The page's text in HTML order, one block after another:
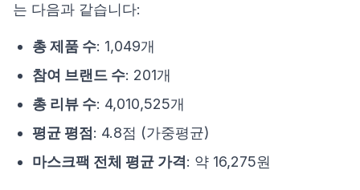
는 다음과 같습니다:
총 제품 수: 1,049개
참여 브랜드 수: 201개
총 리뷰 수: 4,010,525개
평균 평점 : 4.8점 (가중평균)
마스크팩 전체 평균 가격 : 약 16,275원